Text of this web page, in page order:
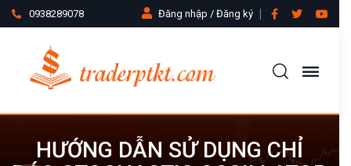
0938289078 Đăng nhập / Đăng ký
HƯỚNG DẪN SỬ DỤNG CHỈ